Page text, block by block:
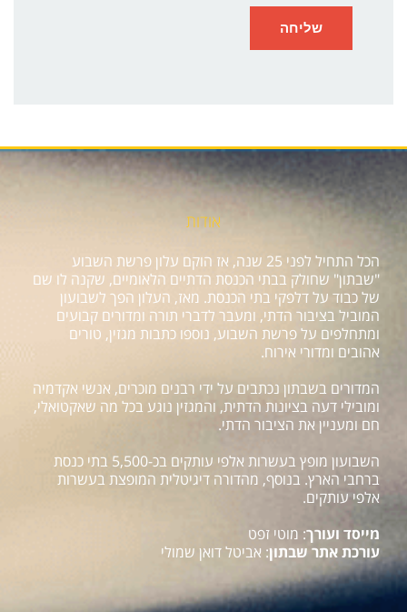
אודות
הכל התחיל לפני 25 שנה, אז הוקם עלון פרשת השבוע
"שבתון" שחולק בבתי הכנסת הדתיים הלאומיים, שקנה לו שם
של כבוד על דלפקי בתי הכנסת. מאז, העלון הפך לשבועון
המוביל בציבור הדתי, ומעבר לדברי תורה ומדורים קבועים
ומתחלפים על פרשת השבוע, נוספו כתבות מגזין, טורים
אהובים ומדורי אירוח.
המדורים בשבתון נכתבים על ידי רבנים מוכרים, אנשי אקדמיה
ומובילי דעה בציונות הדתית, והמגזין נוגע בכל מה שאקטואלי,
חם ומעניין את הציבור הדתי.
השבועון מופץ בעשרות אלפי עותקים בכ-5,500 בתי כנסת
ברחבי הארץ. בנוסף, מהדורה דיגיטלית המופצת בעשרות
אלפי עותקים.
מייסד ועורך: מוטי זפט
עורכת אתר שבתון: אביטל דואן שמולי